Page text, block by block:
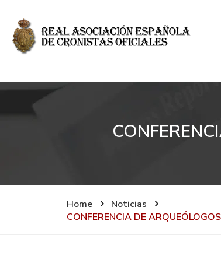
Home
Noticias
CONFERENCIA DE